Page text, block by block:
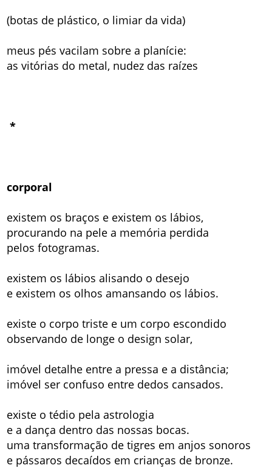
(botas de plástico, o limiar da vida)
meus pés vacilam sobre a planície:
as vitórias do metal, nudez das raízes
*
corporal
existem os braços e existem os lábios,
procurando na pele a memória perdida
pelos fotogramas.
existem os lábios alisando o desejo
e existem os olhos amansando os lábios.
existe o corpo triste e um corpo escondido
observando de longe o design solar,
imóvel detalhe entre a pressa e a distância;
imóvel ser confuso entre dedos cansados.
existe o tédio pela astrologia
e a dança dentro das nossas bocas.
uma transformação de tigres em anjos sonoros
e pássaros decaídos em crianças de bronze.